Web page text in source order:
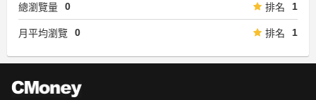
總瀏覽量 0 排名 1
月平均瀏覽 0 排名 1